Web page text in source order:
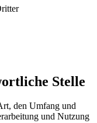
Stelle
den Umfang und
und Nutzung